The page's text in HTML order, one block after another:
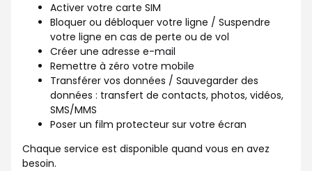
Activer votre carte SIM
Bloquer ou débloquer votre ligne / Suspendre
votre ligne en cas de perte ou de vol
Créer une adresse e-mail
Remettre à zéro votre mobile
Transférer vos données / Sauvegarder des
données : transfert de contacts, photos, vidéos,
SMS/MMS
Poser un film protecteur sur votre écran
Chaque service est disponible quand vous en avez
besoin.